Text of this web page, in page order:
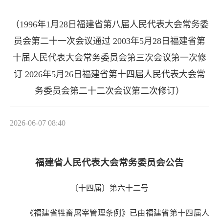
（1996年1月28日福建省第八届人民代表大会常务委
员会第二十一次会议通过 2003年5月28日福建省第
十届人民代表大会常务委员会第三次会议第一次修
订 2026年5月26日福建省第十四届人民代表大会常
务委员会第二十二次会议第二次修订）
2026-06-07 08:40
福建省人民代表大会常务委员会公告
〔十四届〕第六十二号
《福建省牲畜屠宰管理条例》已由福建省第十四届人